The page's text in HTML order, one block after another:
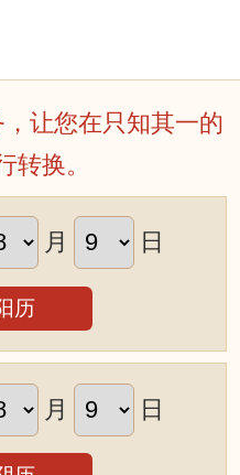
让您在只知其一的
转换。
月 日
历
月 日